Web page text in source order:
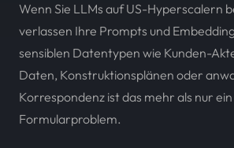
Wenn Sie LLMs auf US-Hyperscalern
verlassen Ihre Prompts und
sensiblen Datentypen wie Kunden-
Daten, Konstruktionsplänen oder
Korrespondenz ist das mehr als nur
Formularproblem.